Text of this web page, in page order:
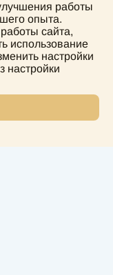
+
работы
опыта.
сайта,
использование
настройки
настройки